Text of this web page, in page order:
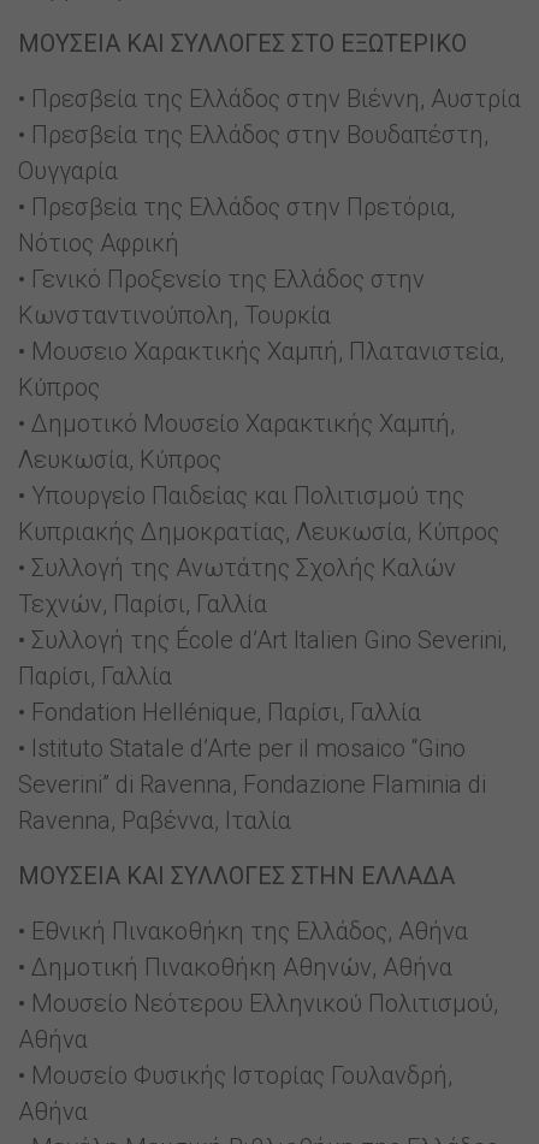
ΜΟΥΣΕΙΑ ΚΑΙ ΣΥΛΛΟΓΕΣ ΣΤΟ ΕΞΩΤΕΡΙΚΟ
• Πρεσβεία της Ελλάδος στην Βιέννη, Αυστρία
• Πρεσβεία της Ελλάδος στην Βουδαπέστη,
Ουγγαρία
• Πρεσβεία της Ελλάδος στην Πρετόρια,
Νότιος Αφρική
• Γενικό Προξενείο της Ελλάδος στην
Κωνσταντινούπολη, Τουρκία
• Μουσειο Χαρακτικής Χαμπή, Πλατανιστεία,
Κύπρος
• Δημοτικό Μουσείο Χαρακτικής Χαμπή,
Λευκωσία, Κύπρος
• Υπουργείο Παιδείας και Πολιτισμού της
Κυπριακής Δημοκρατίας, Λευκωσία, Κύπρος
• Συλλογή της Ανωτάτης Σχολής Καλών
Τεχνών, Παρίσι, Γαλλία
• Συλλογή της École d’Art Italien Gino Severini,
Παρίσι, Γαλλία
• Fondation Hellénique, Παρίσι, Γαλλία
• Istituto Statale d’Arte per il mosaico “Gino
Severini” di Ravenna, Fondazione Flaminia di
Ravenna, Ραβέννα, Ιταλία
ΜΟΥΣΕΙΑ ΚΑΙ ΣΥΛΛΟΓΕΣ ΣΤΗΝ ΕΛΛΑΔΑ
• Εθνική Πινακοθήκη της Ελλάδος, Αθήνα
• Δημοτική Πινακοθήκη Αθηνών, Αθήνα
• Μουσείο Νεότερου Ελληνικού Πολιτισμού,
Αθήνα
• Μουσείο Φυσικής Ιστορίας Γουλανδρή,
Αθήνα